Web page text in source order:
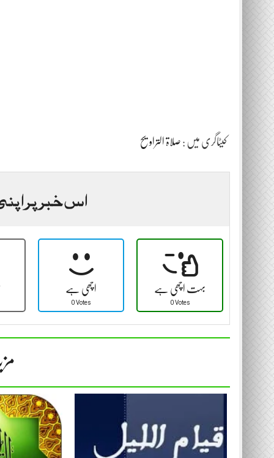
کیٹاگری میں : صلاۃ التراویح
اس خبر پر
اچھی ہے
0 Votes
بہت اچھی ہے
0 Votes